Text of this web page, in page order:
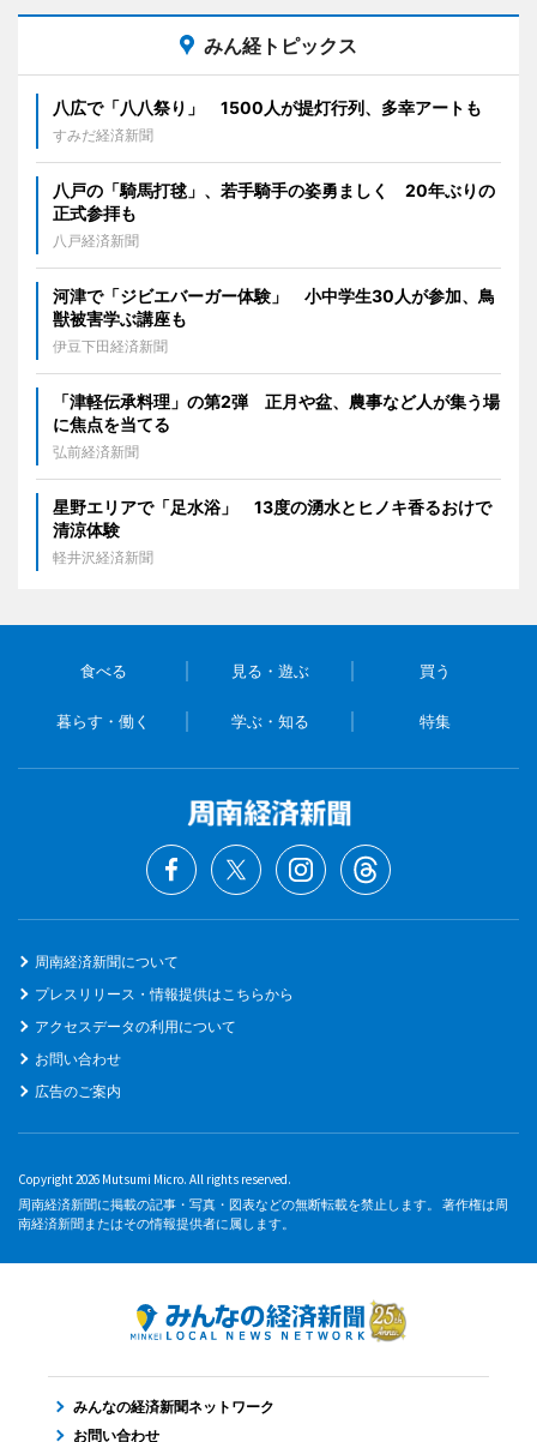
みん経トピックス
八広で「八八祭り」 1500人が提灯行列、多幸アートも
すみだ経済新聞
八戸の「騎馬打毬」、若手騎手の姿勇ましく 20年ぶりの
正式参拝も
八戸経済新聞
河津で「ジビエバーガー体験」 小中学生30人が参加、鳥
獣被害学ぶ講座も
伊豆下田経済新聞
「津軽伝承料理」の第2弾 正月や盆、農事など人が集う場
に焦点を当てる
弘前経済新聞
星野エリアで「足水浴」 13度の湧水とヒノキ香るおけで
清涼体験
軽井沢経済新聞
食べる 見る・遊ぶ 買う
暮らす・働く 学ぶ・知る 特集
周南経済新聞について
プレスリリース・情報提供はこちらから
アクセスデータの利用について
お問い合わせ
広告のご案内
Copyright 2026 Mutsumi Micro. All rights reserved.
周南経済新聞に掲載の記事・写真・図表などの無断転載を禁止します。 著作権は周
南経済新聞またはその情報提供者に属します。
みんなの経済新聞ネットワーク
お問い合わせ